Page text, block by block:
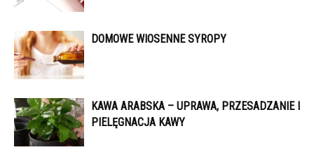
DOMOWE WIOSENNE SYROPY
KAWA ARABSKA – UPRAWA, PRZESADZANIE I
PIELĘGNACJA KAWY